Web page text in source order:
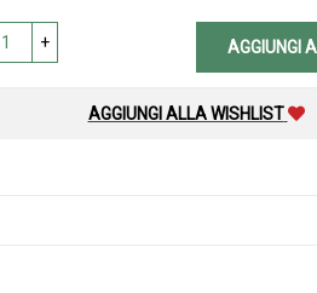
+ AGGIUNGI
AGGIUNGI ALLA WISHLIST